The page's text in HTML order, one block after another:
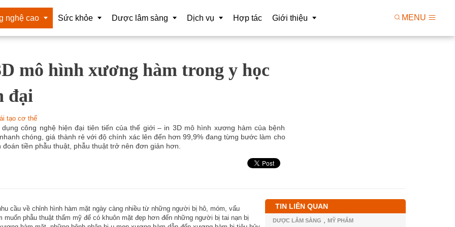
nghệ cao
lớn
nghệ nano
bị chuẩn đoán CNC
hóa CSSK
và tái tạo cơ thể
Sức khỏe
Tương đương sinh học
Liệu pháp miễn dịch
Cảm biến sinh học
Liệu pháp Gene
Dược lâm sàng
Dược sĩ
Dịch vụ
Thông tin và xử lý dữ liệu
Hợp tác Giới thiệu
Con người
MENU
mô hình xương hàm trong y học
đại
tạo cơ thể
dụng công nghệ hiện đại tiên tiến của thế giới – in 3D mô hình xương hàm của bệnh
chóng, giá thành rẻ với độ chính xác lên đến hơn 99,9% đang từng bước làm cho
đoán tiền phẫu thuật, phẫu thuật trở nên đơn giản hơn.
cầu về chỉnh hình hàm mặt ngày càng nhiều từ những người bị hô, móm, vẩu
muốn phẫu thuật thẩm mỹ để có khuôn mặt đẹp hơn đến những người bị tai nạn bị
TIN LIÊN QUAN
DƯỢC LÂM SÀNG , MỸ PHẨM